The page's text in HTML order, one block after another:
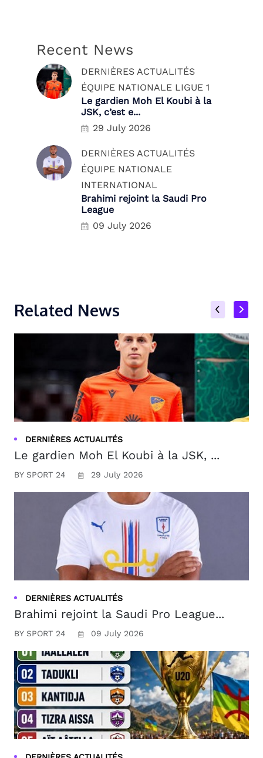
Recent News
DERNIÈRES ACTUALITÉS
ÉQUIPE NATIONALE LIGUE 1
Le gardien Moh El Koubi à la
JSK, c’est e...
29 July 2026
DERNIÈRES ACTUALITÉS
ÉQUIPE NATIONALE
INTERNATIONAL
Brahimi rejoint la Saudi Pro
League
09 July 2026
Related News
DERNIÈRES ACTUALITÉS
Le gardien Moh El Koubi à la JSK, ...
BY SPORT 24 29 July 2026
DERNIÈRES ACTUALITÉS
Brahimi rejoint la Saudi Pro League...
BY SPORT 24 09 July 2026